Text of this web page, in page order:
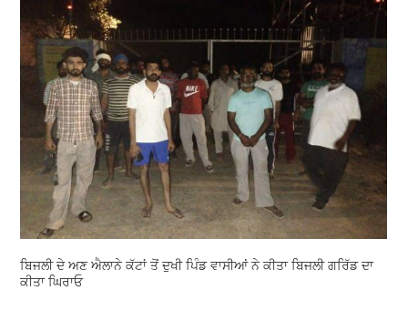
ਬਿਜਲੀ ਦੇ ਅਣ ਐਲਾਨੇ ਕੱਟਾਂ ਤੋਂ ਦੁਖੀ ਪਿੰਡ ਵਾਸੀਆਂ ਨੇ ਕੀਤਾ ਬਿਜਲੀ ਗਰਿੱਡ ਦਾ
ਕੀਤਾ ਘਿਰਾਓ